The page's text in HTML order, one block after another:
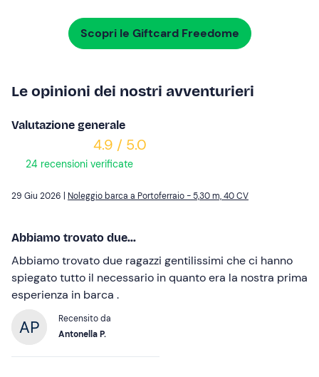
Scopri le Giftcard Freedome
Le opinioni dei nostri avventurieri
Valutazione generale
4.9 / 5.0
24 recensioni verificate
29 Giu 2026 | Noleggio barca a Portoferraio - 5,30 m, 40 CV
Abbiamo trovato due...
Abbiamo trovato due ragazzi gentilissimi che ci hanno
spiegato tutto il necessario in quanto era la nostra prima
esperienza in barca .
Recensito da
Antonella P.